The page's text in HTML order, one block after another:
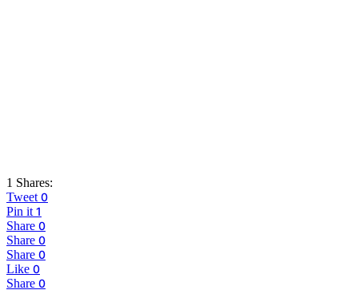
1 Shares:
Tweet 0
Pin it 1
Share 0
Share 0
Share 0
Like 0
Share 0